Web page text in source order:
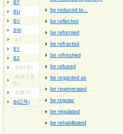
BT
BU
BV
BW
BX
BY
BZ
B(50音)
B(タイ文
字)
B(数字)
B(記号)
be reduced to...
be reflected
be reformed
be refracted
be refreshed
be refused
be regarded as
be regenerated
be regular
be regulated
be rehabilitated